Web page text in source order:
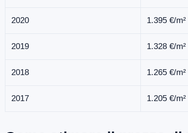
2020 1.395 €/m²
2019 1.328 €/m²
2018 1.265 €/m²
2017 1.205 €/m²